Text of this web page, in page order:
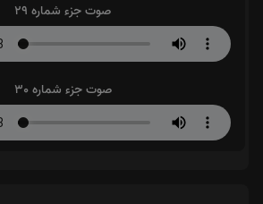
صوت جزء شماره 29
صوت جزء شماره 30